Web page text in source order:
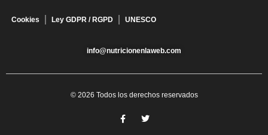
Cookies Ley GDPR / RGPD UNESCO
info@nutricionenlaweb.com
© 2026 Todos los derechos reservados